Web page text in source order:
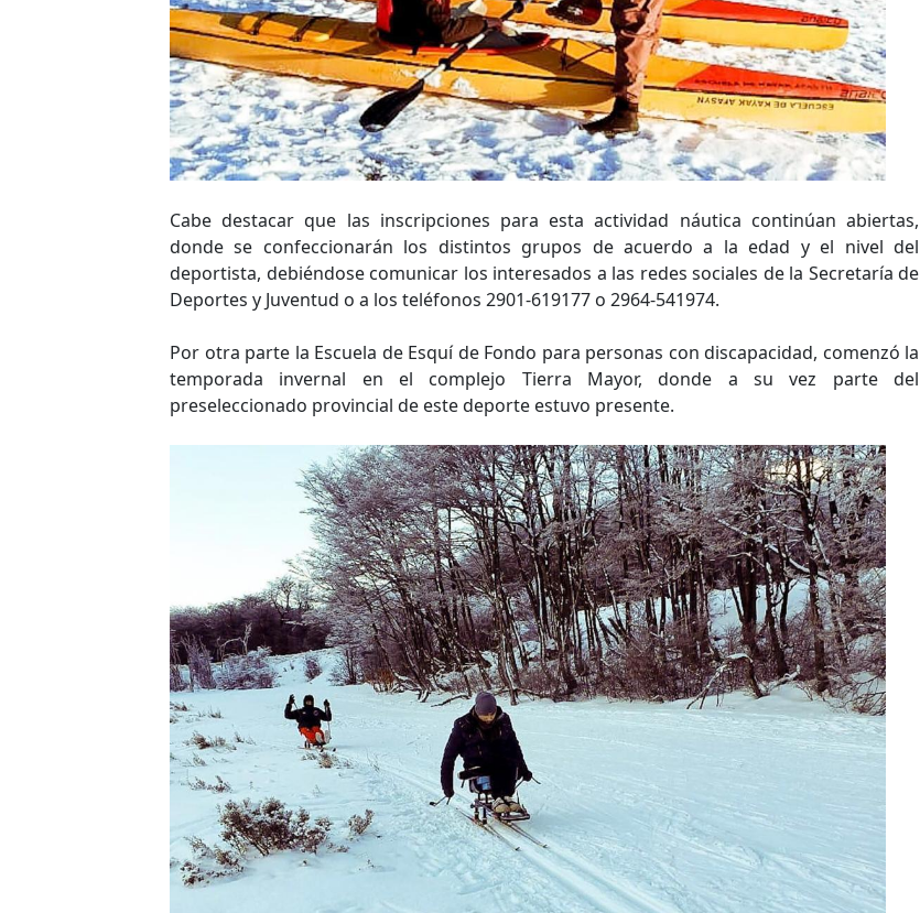
Cabe destacar que las inscripciones para esta actividad náutica continúan abiertas,
donde se confeccionarán los distintos grupos de acuerdo a la edad y el nivel del
deportista, debiéndose comunicar los interesados a las redes sociales de la Secretaría de
Deportes y Juventud o a los teléfonos 2901-619177 o 2964-541974.
Por otra parte la Escuela de Esquí de Fondo para personas con discapacidad, comenzó la
temporada invernal en el complejo Tierra Mayor, donde a su vez parte del
preseleccionado provincial de este deporte estuvo presente.